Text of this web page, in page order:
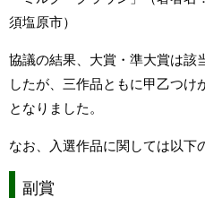
須塩原市）
協議の結果、大賞・準大賞は該
したが、三作品ともに甲乙つけ
となりました。
なお、入選作品に関しては以下
副賞